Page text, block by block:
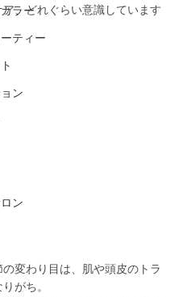
ラー
ティー
ン
ン
、どれぐらい意識しています
変わり目は、肌や頭皮のトラ
がち。